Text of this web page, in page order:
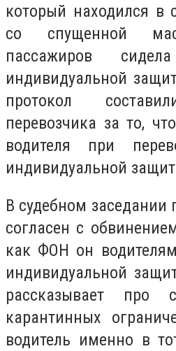
который находился в
со спущенной
пассажиров
индивидуальной
протокол
перевозчика за то,
водителя при
индивидуальной
В судебном заседании
согласен с
как ФОН он
индивидуальной
рассказывает про
карантинных
водитель именно в